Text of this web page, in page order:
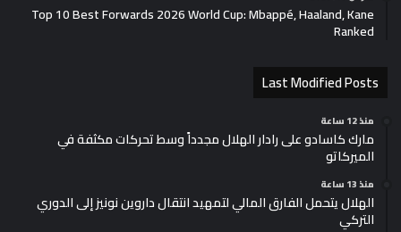
Top 10 Best Forwards 2026 World Cup: Mbappé, Haaland, Kane
Ranked
Last Modified Posts
منذ 12 ساعة
مارك كاسادو على رادار الهلال مجدداً وسط تحركات مكثفة في
الميركاتو
منذ 13 ساعة
الهلال يتحمل الفارق المالي لتمهيد انتقال داروين نونيز إلى الدوري
التركي